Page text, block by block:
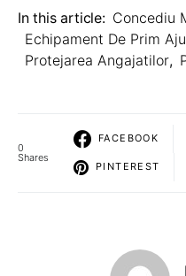
In this article: Concediu
Echipament De Prim
Protejarea Angajatilor,
0
Shares
FACEBOOK
PINTEREST